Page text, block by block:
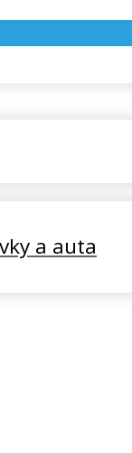
a auta